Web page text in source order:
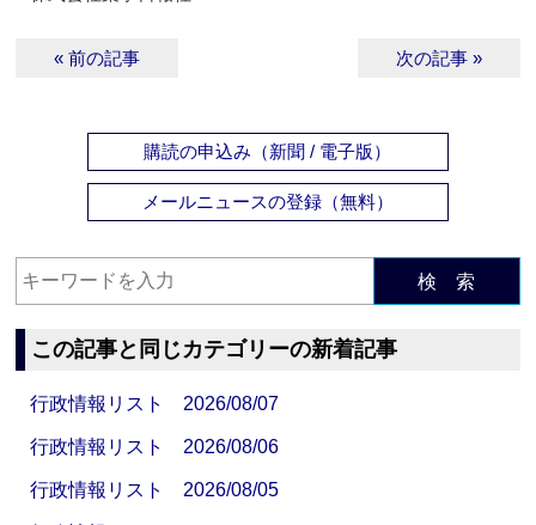
« 前の記事 次の記事 »
購読の申込み（新聞 / 電子版）
メールニュースの登録（無料）
検 索
この記事と同じカテゴリーの新着記事
行政情報リスト 2026/08/07
行政情報リスト 2026/08/06
行政情報リスト 2026/08/05